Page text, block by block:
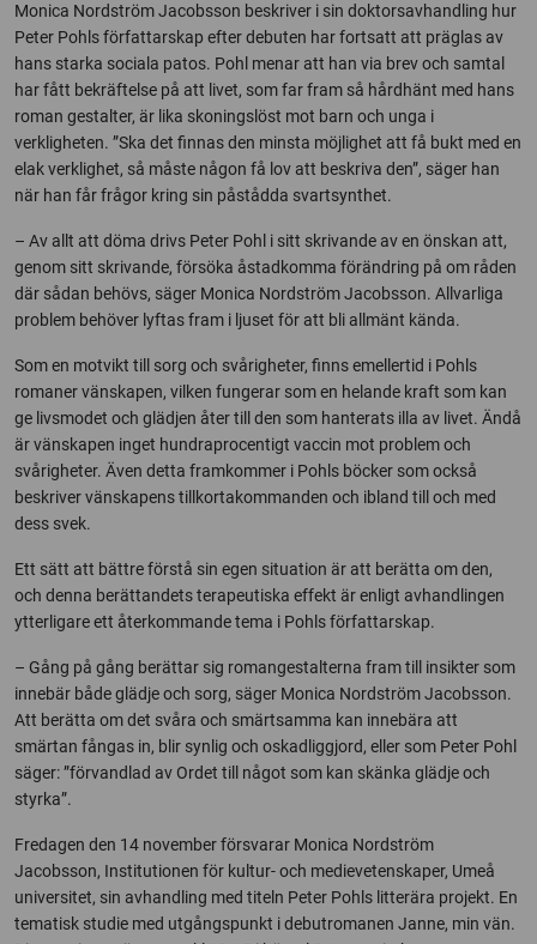
Monica Nordström Jacobsson beskriver i sin doktorsavhandling hur
Peter Pohls författarskap efter debuten har fortsatt att präglas av
hans starka sociala patos. Pohl menar att han via brev och samtal
har fått bekräftelse på att livet, som far fram så hårdhänt med hans
roman gestalter, är lika skoningslöst mot barn och unga i
verkligheten. ”Ska det finnas den minsta möjlighet att få bukt med en
elak verklighet, så måste någon få lov att beskriva den”, säger han
när han får frågor kring sin påstådda svartsynthet.
– Av allt att döma drivs Peter Pohl i sitt skrivande av en önskan att,
genom sitt skrivande, försöka åstadkomma förändring på om råden
där sådan behövs, säger Monica Nordström Jacobsson. Allvarliga
problem behöver lyftas fram i ljuset för att bli allmänt kända.
Som en motvikt till sorg och svårigheter, finns emellertid i Pohls
romaner vänskapen, vilken fungerar som en helande kraft som kan
ge livsmodet och glädjen åter till den som hanterats illa av livet. Ändå
är vänskapen inget hundraprocentigt vaccin mot problem och
svårigheter. Även detta framkommer i Pohls böcker som också
beskriver vänskapens tillkortakommanden och ibland till och med
dess svek.
Ett sätt att bättre förstå sin egen situation är att berätta om den,
och denna berättandets terapeutiska effekt är enligt avhandlingen
ytterligare ett återkommande tema i Pohls författarskap.
– Gång på gång berättar sig romangestalterna fram till insikter som
innebär både glädje och sorg, säger Monica Nordström Jacobsson.
Att berätta om det svåra och smärtsamma kan innebära att
smärtan fångas in, blir synlig och oskadliggjord, eller som Peter Pohl
säger: ”förvandlad av Ordet till något som kan skänka glädje och
styrka”.
Fredagen den 14 november försvarar Monica Nordström
Jacobsson, Institutionen för kultur- och medievetenskaper, Umeå
universitet, sin avhandling med titeln Peter Pohls litterära projekt. En
tematisk studie med utgångspunkt i debutromanen Janne, min vän.